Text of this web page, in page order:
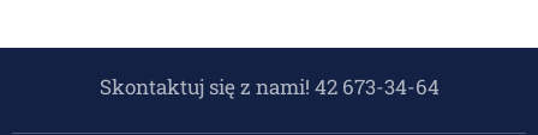
Skontaktuj się z nami! 42 673-34-64